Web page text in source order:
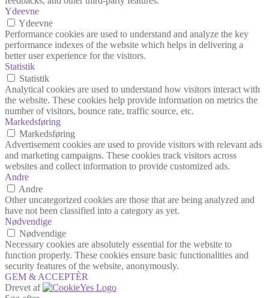
Ydeevne
Ydeevne
Performance cookies are used to understand and analyze the key
performance indexes of the website which helps in delivering a
better user experience for the visitors.
Statistik
Statistik
Analytical cookies are used to understand how visitors interact with
the website. These cookies help provide information on metrics the
number of visitors, bounce rate, traffic source, etc.
Markedsføring
Markedsføring
Advertisement cookies are used to provide visitors with relevant ads
and marketing campaigns. These cookies track visitors across
websites and collect information to provide customized ads.
Andre
Andre
Other uncategorized cookies are those that are being analyzed and
have not been classified into a category as yet.
Nødvendige
Nødvendige
Necessary cookies are absolutely essential for the website to
function properly. These cookies ensure basic functionalities and
security features of the website, anonymously.
GEM & ACCEPTÈR
Drevet af